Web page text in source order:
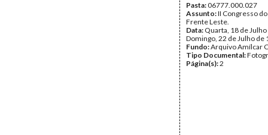
Pasta:06777.000.027
Assunto:II Congresso do
Frente Leste.
Data: Quarta, 18 de
Domingo, 22 de Julho de
Fundo:Arquivo Amílcar
Tipo Documental:
Página(s):2